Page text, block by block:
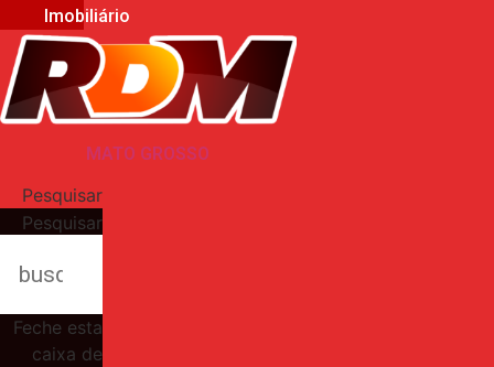
Imobiliário
MATO GROSSO
Pesquisar
Pesquisar
Feche esta
caixa de